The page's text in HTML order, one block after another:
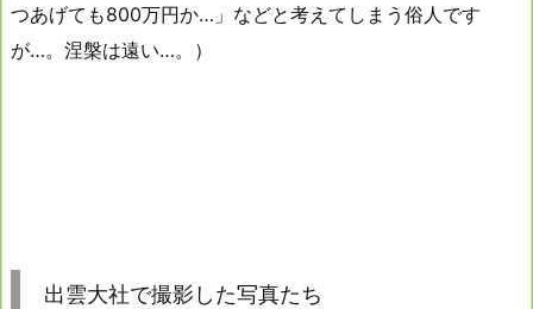
つあげても800万円か…」などと考えてしまう俗人です
が…。涅槃は遠い…。）
出雲大社で撮影した写真たち